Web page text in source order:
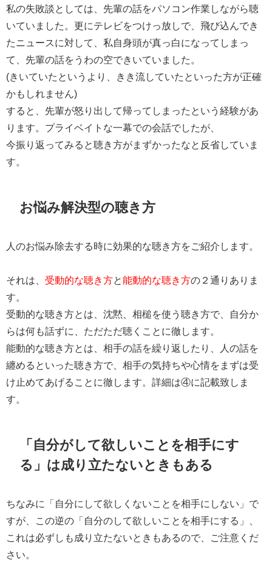
私の失敗談としては、 先輩の話をパソコン作業しながら聴
いていました。 更にテレビをつけっ放しで、飛び込んでき
たニュースに対して、 私自身頭が真っ白になってしまっ
て、 先輩の話をうわの空できいていました。
(きいていたというより、きき流していたといった方が正確
かもしれません)
すると、先輩が怒り出して帰ってしまったという経験があ
ります。プライベイトな一幕での会話でしたが、
今振り返ってみると聴き方がまずかったなと反省していま
す。
お悩み解決型の聴き方
人のお悩み除去する時に効果的な聴き方をご紹介します。
それは、 受動的な聴き方と能動的な聴き方の２通りありま
す。
受動的な聴き方とは、沈黙、相槌を使う聴き方で、自分か
らは何も話ずに、ただただ聴くことに徹します。
能動的な聴き方とは、相手の話を繰り返したり、人の話を
纏めるといった聴き方で、相手の気持ちや心情をまずは受
け止めてあげることに徹します。詳細は④に記載致しま
す。
「自分がして欲しいことを相手にす
る」は成り立たないときもある
ちなみに「自分にして欲しくないことを相手にしない」で
すが、
この逆の「自分のして欲しいことを相手にする」、
これは必ずしも成り立たないときもあるので、ご注意くだ
さい。